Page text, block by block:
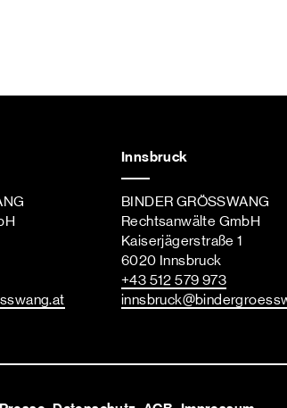
.at
Innsbruck
BINDER GRÖSSWANG
Rechtsanwälte GmbH
Kaiserjägerstraße 1
6020 Innsbruck
+43 512 579 973
innsbruck